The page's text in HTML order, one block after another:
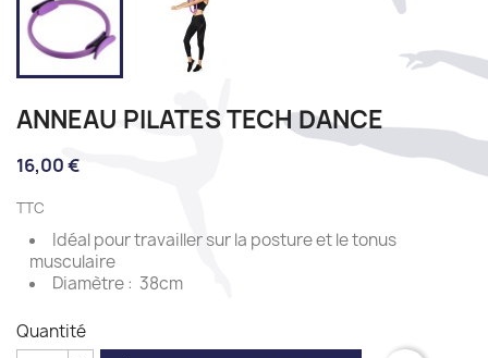
ANNEAU PILATES TECH DANCE
16,00 €
TTC
Idéal pour travailler sur la posture et le tonus
musculaire
Diamètre : 38cm
Quantité